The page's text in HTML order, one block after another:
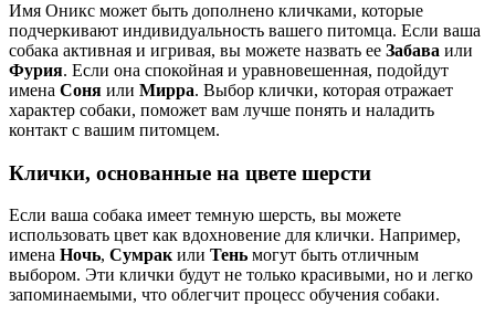
Имя Оникс может быть дополнено кличками, которые
подчеркивают индивидуальность вашего питомца. Если ваша
собака активная и игривая, вы можете назвать ее Забава или
Фурия. Если она спокойная и уравновешенная, подойдут
имена Соня или Мирра. Выбор клички, которая отражает
характер собаки, поможет вам лучше понять и наладить
контакт с вашим питомцем.
Клички, основанные на цвете шерсти
Если ваша собака имеет темную шерсть, вы можете
использовать цвет как вдохновение для клички. Например,
имена Ночь, Сумракили Тень могут быть отличным
выбором. Эти клички будут не только красивыми, но и легко
запоминаемыми, что облегчит процесс обучения собаки.